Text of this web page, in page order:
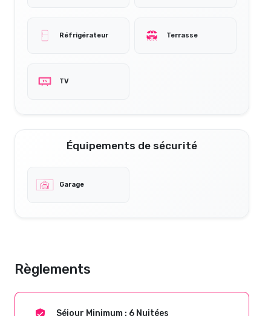
Réfrigérateur Terrasse
TV
Équipements de sécurité
Garage
Règlements
Séjour Minimum : 6 Nuitées